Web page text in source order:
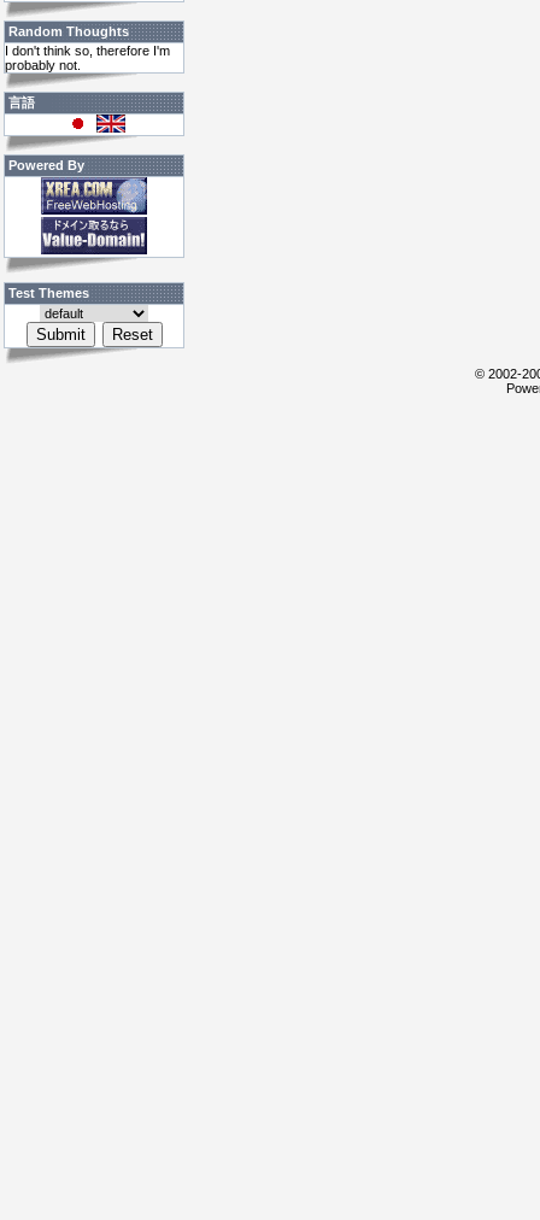
Random Thoughts
I don't think so, therefore I'm
probably not.
言語
Powered By
Test Themes
© 2002-